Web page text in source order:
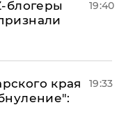
блогеры
19:40
края
19:33